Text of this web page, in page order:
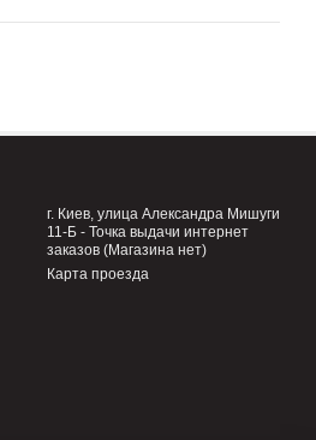
г. Киев, улица Александра Мишуги
11-Б - Точка выдачи интернет
заказов (Магазина нет)
Карта проезда